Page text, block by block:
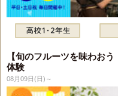
【旬のフルーツを味わお
体験
08月09日(日)～